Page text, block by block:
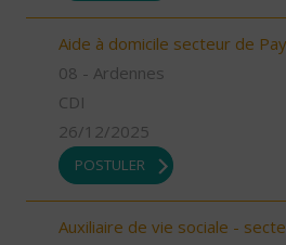
Aide à domicile secteur de
08 - Ardennes
CDI
26/12/2025
POSTULER
Auxiliaire de vie sociale -